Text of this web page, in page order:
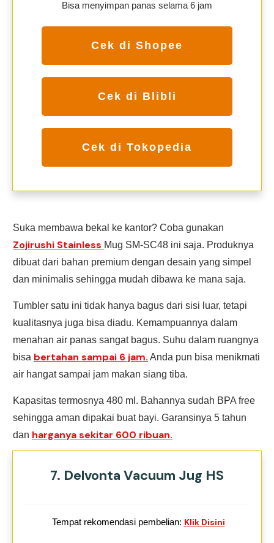
Bisa menyimpan panas selama 6 jam
Cek di Shopee
Cek di Blibli
Cek di Tokopedia
Suka membawa bekal ke kantor? Coba gunakan
Zojirushi Stainless Mug SM-SC48 ini saja. Produknya
dibuat dari bahan premium dengan desain yang simpel
dan minimalis sehingga mudah dibawa ke mana saja.
Tumbler satu ini tidak hanya bagus dari sisi luar, tetapi
kualitasnya juga bisa diadu. Kemampuannya dalam
menahan air panas sangat bagus. Suhu dalam ruangnya
bisa bertahan sampai 6 jam. Anda pun bisa menikmati
air hangat sampai jam makan siang tiba.
Kapasitas termosnya 480 ml. Bahannya sudah BPA free
sehingga aman dipakai buat bayi. Garansinya 5 tahun
dan harganya sekitar 600 ribuan.
7. Delvonta Vacuum Jug HS
Tempat rekomendasi pembelian: Klik Disini